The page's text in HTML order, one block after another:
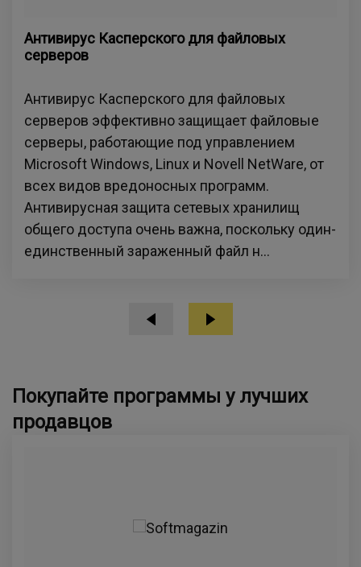
Антивирус Касперского для файловых
серверов
Антивирус Касперского для файловых
серверов эффективно защищает файловые
серверы, работающие под управлением
Microsoft Windows, Linux и Novell NetWare, от
всех видов вредоносных программ.
Антивирусная защита сетевых хранилищ
общего доступа очень важна, поскольку один-
единственный зараженный файл н...
Покупайте программы у лучших
продавцов